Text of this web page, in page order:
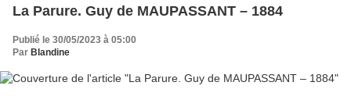
La Parure. Guy de MAUPASSANT – 1884
Publié le 30/05/2023 à 05:00
Par Blandine